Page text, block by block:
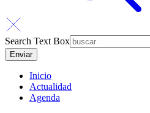
Search Text Box
Inicio
Actualidad
Agenda